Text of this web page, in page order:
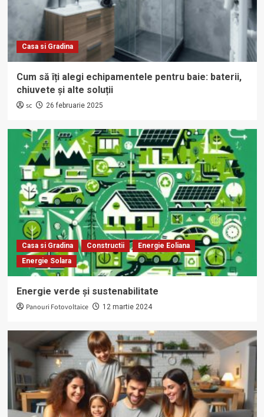
Casa si Gradina
Cum să îți alegi echipamentele pentru baie: baterii,
chiuvete și alte soluții
sc 26 februarie 2025
Casa si Gradina Constructii
Energie Eoliana
Energie Solara
Energie verde și sustenabilitate
Panouri Fotovoltaice 12 martie 2024